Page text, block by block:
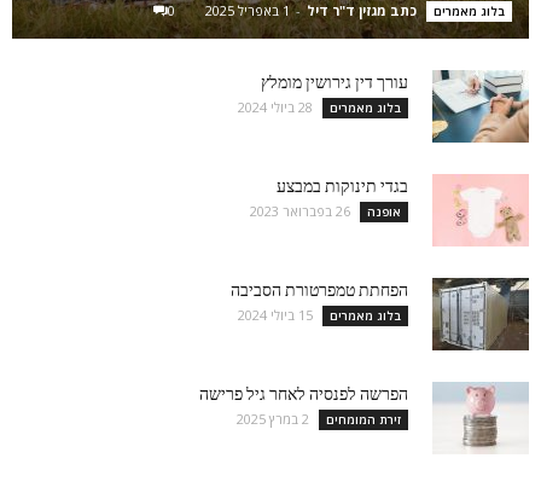
בלוג מאמרים כתב מגזין ד"ר דיל - 1 באפריל 2025 0
עורך דין גירושין מומלץ
בלוג מאמרים 28 ביולי 2024
בגדי תינוקות במבצע
אופנה 26 בפברואר 2023
הפחתת טמפרטורת הסביבה
בלוג מאמרים 15 ביולי 2024
הפרשה לפנסיה לאחר גיל פרישה
זירת המומחים 2 במרץ 2025